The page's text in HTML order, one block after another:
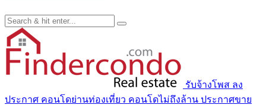
รับจ้างโพส ลง
ประกาศ คอนโดย่านท่องเที่ยว คอนโดไม่ถึงล้าน ประกาศขาย